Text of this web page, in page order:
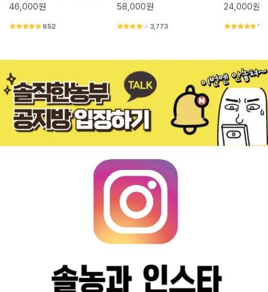
46,000원
652
58,000원
3,773
24,000원